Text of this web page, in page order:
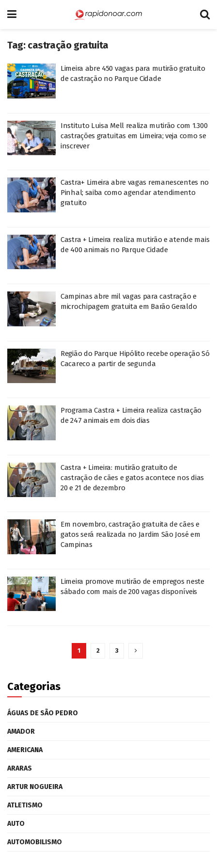
Tag: castração gratuita
Limeira abre 450 vagas para mutirão gratuito
de castração no Parque Cidade
Instituto Luisa Mell realiza mutirão com 1.300
castrações gratuitas em Limeira; veja como se
inscrever
Castra+ Limeira abre vagas remanescentes no
Pinhal; saiba como agendar atendimento
gratuito
Castra + Limeira realiza mutirão e atende mais
de 400 animais no Parque Cidade
Campinas abre mil vagas para castração e
microchipagem gratuita em Barão Geraldo
Região do Parque Hipólito recebe operação Só
Cacareco a partir de segunda
Programa Castra + Limeira realiza castração
de 247 animais em dois dias
Castra + Limeira: mutirão gratuito de
castração de cães e gatos acontece nos dias
20 e 21 de dezembro
Em novembro, castração gratuita de cães e
gatos será realizada no Jardim São José em
Campinas
Limeira promove mutirão de empregos neste
sábado com mais de 200 vagas disponíveis
1 2 3
Categorias
ÁGUAS DE SÃO PEDRO
AMADOR
AMERICANA
ARARAS
ARTUR NOGUEIRA
ATLETISMO
AUTO
AUTOMOBILISMO